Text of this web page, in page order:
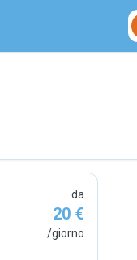
da
20 €
/giorno